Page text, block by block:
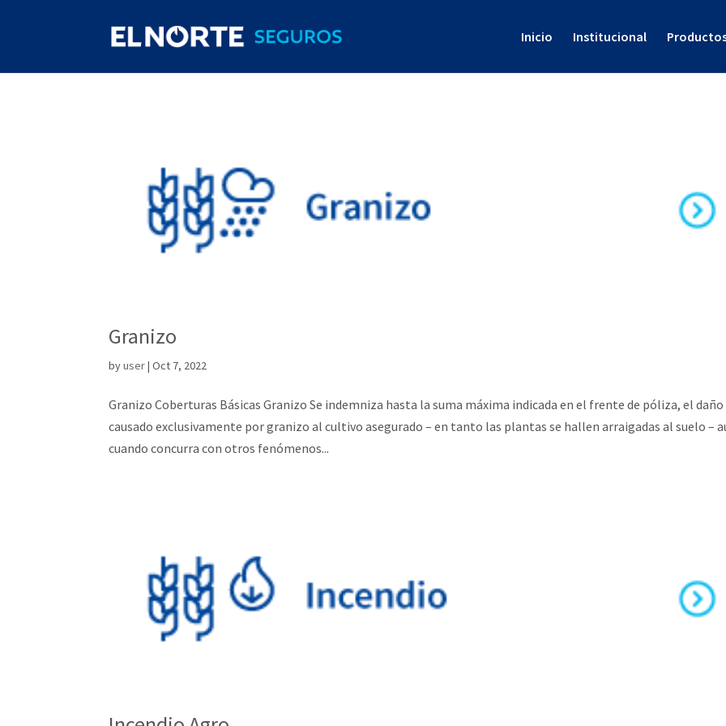
Inicio Institucional
Granizo
byuser|Oct 7, 2022
Granizo Coberturas Básicas Granizo Se indemniza hasta la suma máxima indicada en el frente de póliza, el daño
causado exclusivamente por granizo al cultivo asegurado – en tanto las plantas se hallen arraigadas al suelo –
cuando concurra con otros fenómenos...